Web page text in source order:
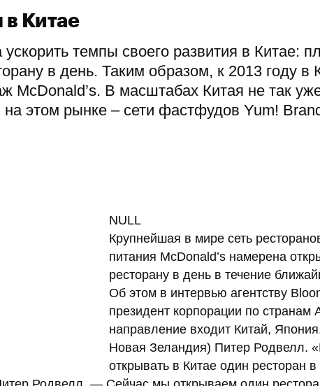
в Китае
темпы своего развития в Китае:
в день. Таким образом, к 2013 году в
McDonald’s. В масштабах Китая не так
на этом рынке – сети фастфудов Yum!
NULL
Крупнейшая в мире сеть
питания McDonald’s намерена
ресторану в день в течение
Об этом в интервью агентству
президент корпорации по странам
направление входит Китай,
Новая Зеландия) Питер Родвелл.
открывать в Китае один ресторан в